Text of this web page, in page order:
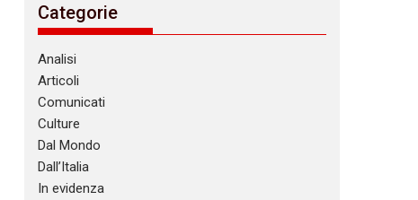
Categorie
Analisi
Articoli
Comunicati
Culture
Dal Mondo
Dall’Italia
In evidenza